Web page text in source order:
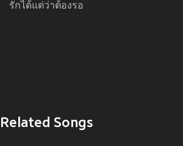
รักได้แต่ว่าต้องรอ
Related Songs